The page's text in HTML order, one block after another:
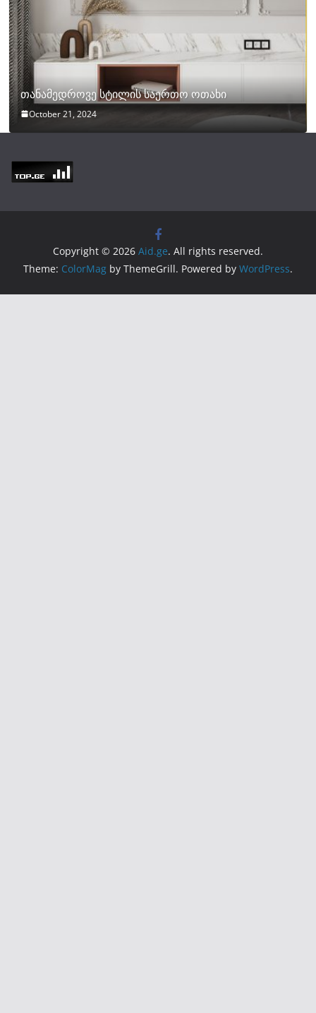
თანამედროვე სტილის საერთო ოთახი
October 21, 2024
Copyright © 2026 Aid.ge. All rights reserved.
Theme: ColorMag by ThemeGrill. Powered by WordPress.